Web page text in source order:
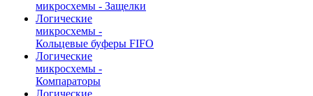
микросхемы - Защелки
Логические
микросхемы -
Кольцевые буферы FIFO
Логические
микросхемы -
Компараторы
Логические